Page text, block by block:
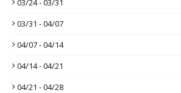
03/24 - 03/31
03/31 - 04/07
04/07 - 04/14
04/14 - 04/21
04/21 - 04/28